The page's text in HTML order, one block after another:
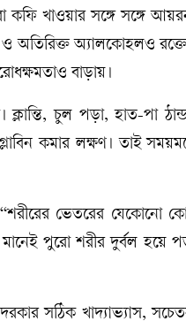
খাওয়ার সঙ্গে সঙ্গে
অ্যালকোহলও
বাড়ায়।
চুল পড়া, হাত-পা
কমার লক্ষণ। তাই
“শরীরের ভেতরের যেকোনো
পুরো শরীর দুর্বল হয়ে
সঠিক খাদ্যাভ্যাস,